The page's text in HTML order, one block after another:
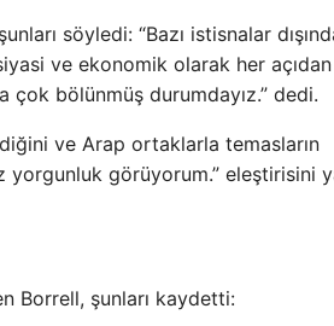
söyledi: “Bazı istisnalar
ve ekonomik olarak her açıdan
bölünmüş durumdayız.” dedi.
ve Arap ortaklarla temasların
görüyorum.” eleştirisini
Borrell, şunları kaydetti: